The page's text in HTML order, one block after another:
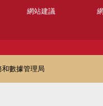
網站建議
數據管理局